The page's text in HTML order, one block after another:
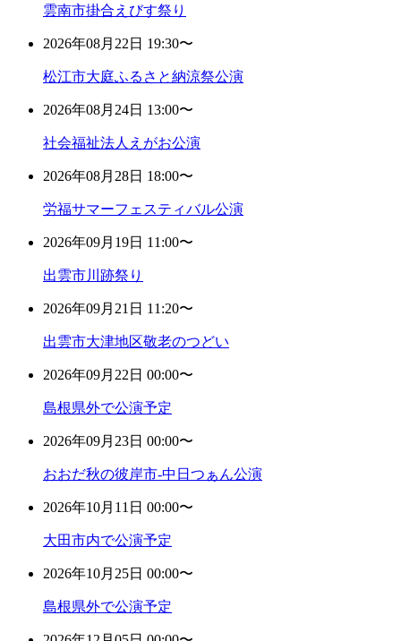
雲南市掛合えびす祭り
2026年08月22日 19:30〜
松江市大庭ふるさと納涼祭公演
2026年08月24日 13:00〜
社会福祉法人えがお公演
2026年08月28日 18:00〜
労福サマーフェスティバル公演
2026年09月19日 11:00〜
出雲市川跡祭り
2026年09月21日 11:20〜
出雲市大津地区敬老のつどい
2026年09月22日 00:00〜
島根県外で公演予定
2026年09月23日 00:00〜
おおだ秋の彼岸市-中日つぁん公演
2026年10月11日 00:00〜
大田市内で公演予定
2026年10月25日 00:00〜
島根県外で公演予定